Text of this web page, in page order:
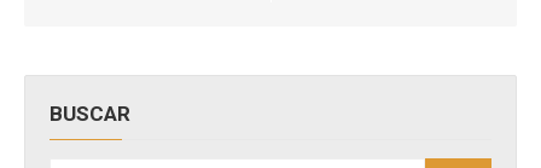
BUSCAR